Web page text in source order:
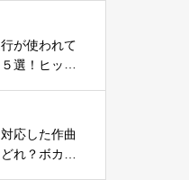
が使われて
選！ヒット
応した作曲
れ？ボカロ